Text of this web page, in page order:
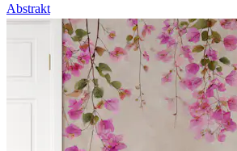
Abstrakt